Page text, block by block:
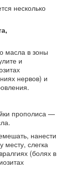
несколько
масла в зоны
и
нервов) и
прополиса —
нанести
месту, слегка
(болях в